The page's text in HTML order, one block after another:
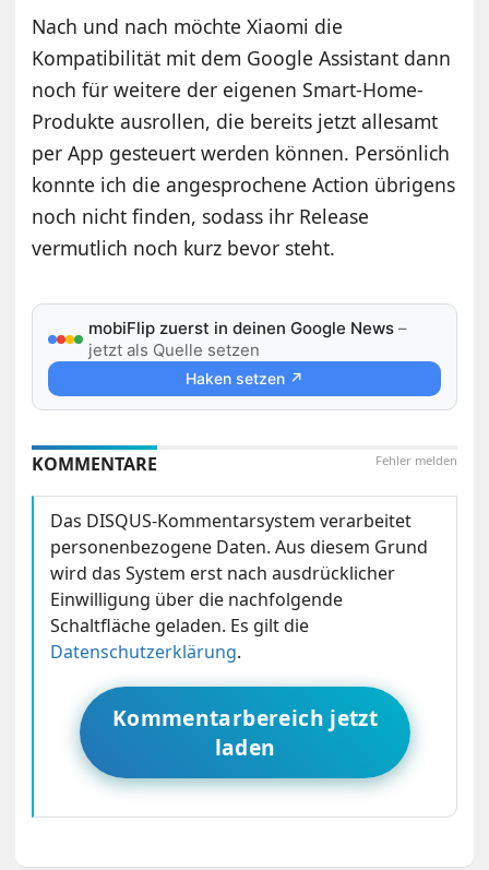
Nach und nach möchte Xiaomi die
Kompatibilität mit dem Google Assistant dann
noch für weitere der eigenen Smart-Home-
Produkte ausrollen, die bereits jetzt allesamt
per App gesteuert werden können. Persönlich
konnte ich die angesprochene Action übrigens
noch nicht finden, sodass ihr Release
vermutlich noch kurz bevor steht.
mobiFlip zuerst in deinen Google News –
jetzt als Quelle setzen
Haken setzen ↗
Fehler melden
KOMMENTARE
Das DISQUS-Kommentarsystem verarbeitet
personenbezogene Daten. Aus diesem Grund
wird das System erst nach ausdrücklicher
Einwilligung über die nachfolgende
Schaltfläche geladen. Es gilt die
Datenschutzerklärung.
Kommentarbereich jetzt
laden